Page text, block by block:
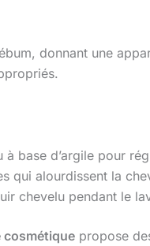
donnant une
base d’argile pour
qui alourdissent la
chevelu pendant le
cosmétique propose